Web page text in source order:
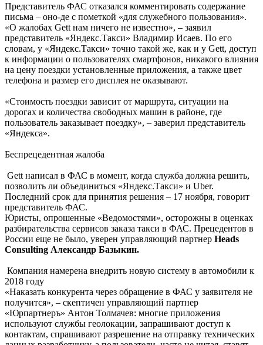
Представитель ФАС отказался комментировать содержание
письма – оно-де с пометкой «для служебного пользования».
«О жалобах Gett нам ничего не известно», – заявил
представитель «Яндекс.Такси» Владимир Исаев. По его
словам, у «Яндекс.Такси» точно такой же, как и у Gett, доступ
к информации о пользователях смартфонов, никакого влияния
на цену поездки установленные приложения, а также цвет
телефона и размер его дисплея не оказывают.
«Стоимость поездки зависит от маршрута, ситуации на
дорогах и количества свободных машин в районе, где
пользователь заказывает поездку», – заверил представитель
«Яндекса».
Беспрецедентная жалоба
Gett написал в ФАС в момент, когда служба должна решить,
позволить ли объединиться «Яндекс.Такси» и Uber.
Последний срок для принятия решения – 17 ноября, говорит
представитель ФАС.
Юристы, опрошенные «Ведомостями», осторожны в оценках
разбирательства сервисов заказа такси в ФАС. Прецедентов в
России еще не было, уверен управляющий партнер Heads
Consulting Александр Базыкин.
Компания намерена внедрить новую систему в автомобили к
2018 году
«Наказать конкурента через обращение в ФАС у заявителя не
получится», – скептичен управляющий партнер
«Юрпартнеръ» Антон Толмачев: многие приложения
используют службы геолокации, запрашивают доступ к
контактам, спрашивают разрешение на отправку технических